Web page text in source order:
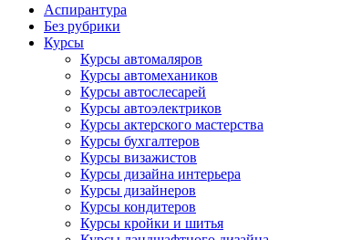
Аспирантура
Без рубрики
Курсы
Курсы автомаляров
Курсы автомехаников
Курсы автослесарей
Курсы автоэлектриков
Курсы актерского мастерства
Курсы бухгалтеров
Курсы визажистов
Курсы дизайна интерьера
Курсы дизайнеров
Курсы кондитеров
Курсы кройки и шитья